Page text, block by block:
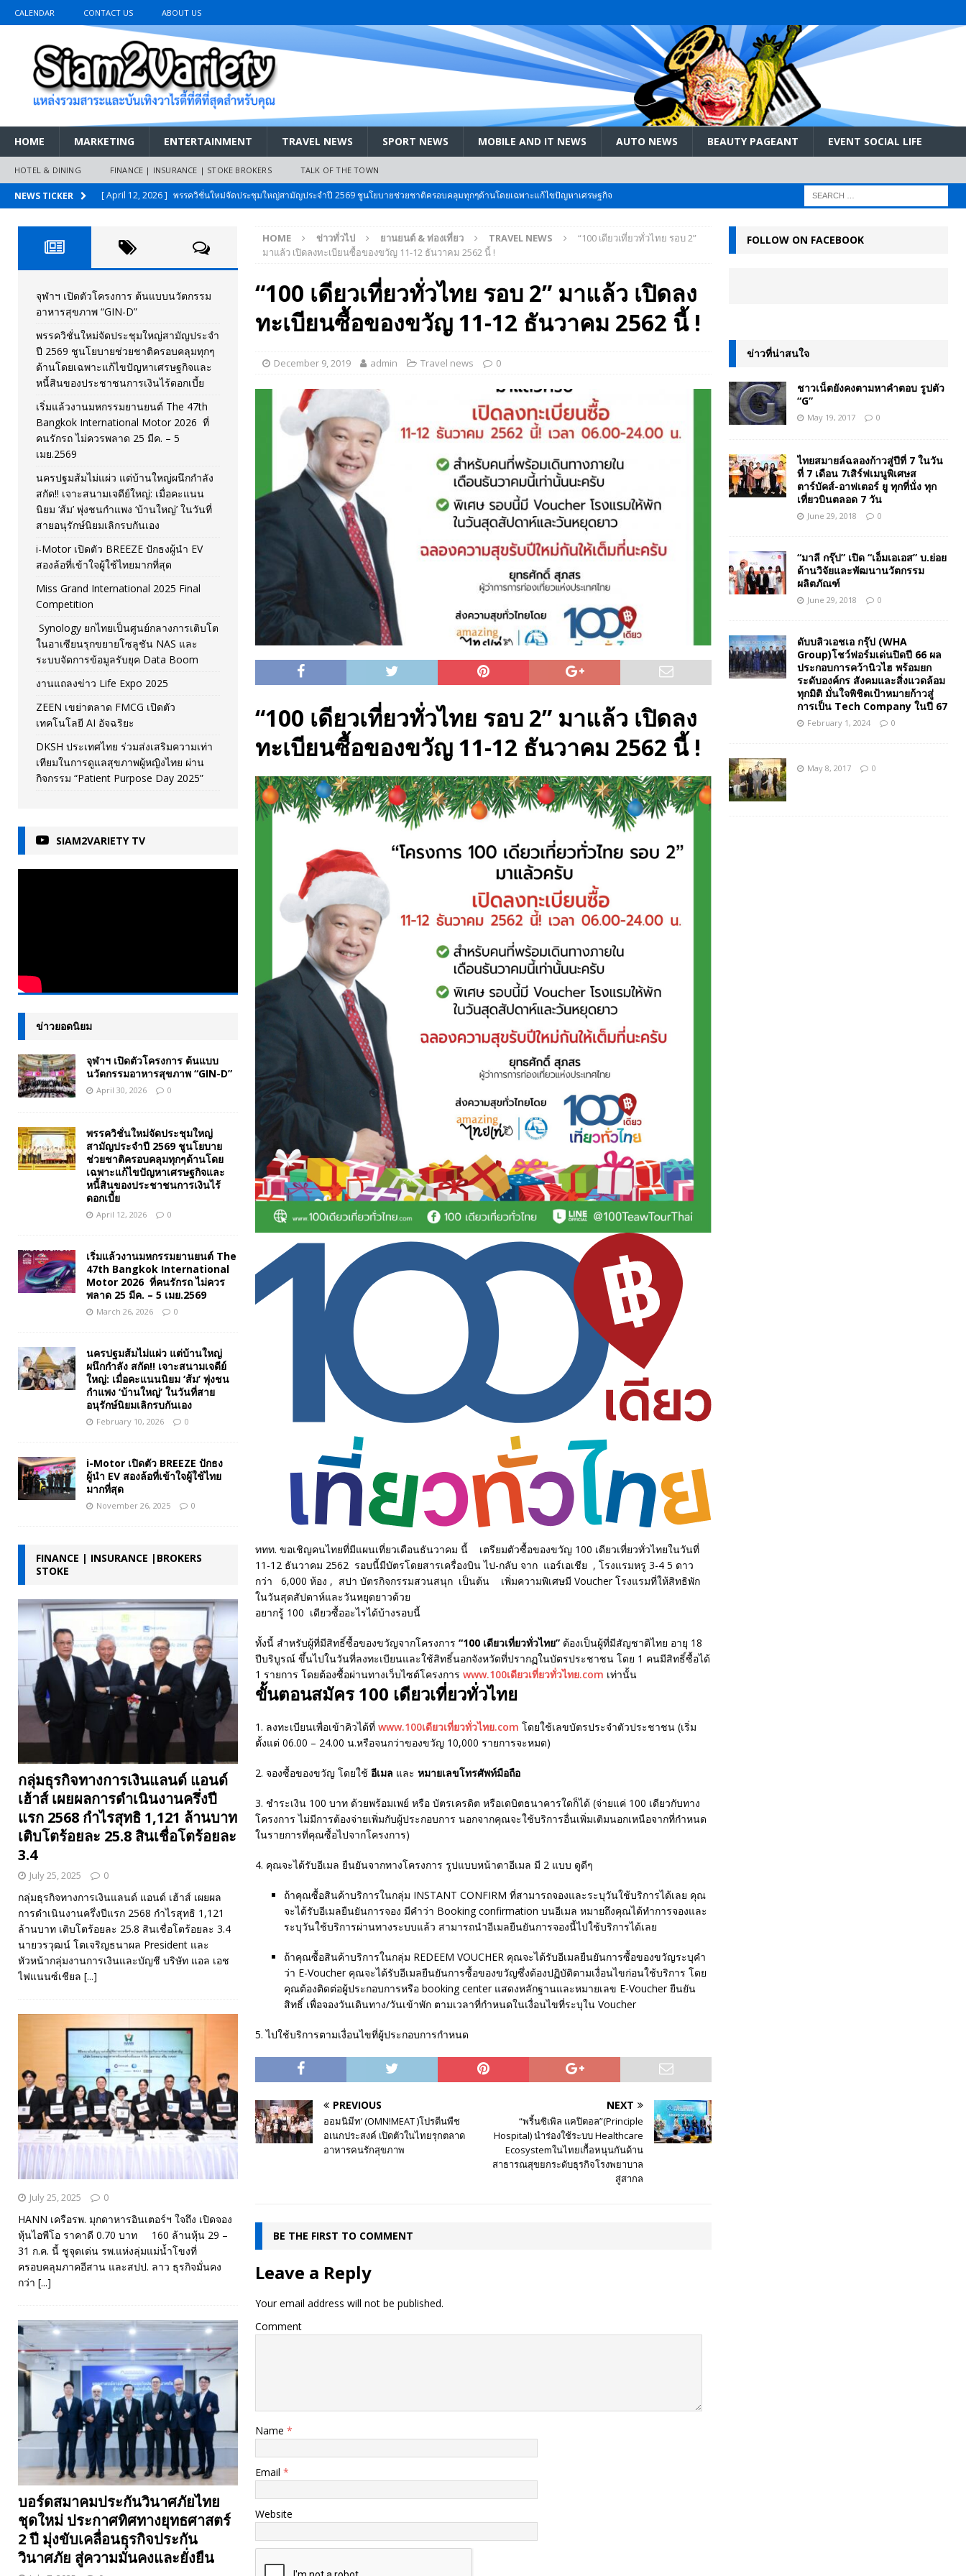
CALENDAR CONTACT US ABOUT US
HOME MARKETING ENTERTAINMENT TRAVEL NEWS SPORT NEWS MOBILE AND IT NEWS AUTO NEWS BEAUTY PAGEANT EVENT SOCIAL LIFE
HOTEL & DINING FINANCE | INSURANCE | STOKE BROKERS TALK OF THE TOWN
NEWS TICKER [ April 12, 2026 ] พรรควิชั่นใหม่จัดประชุมใหญ่สามัญประจำปี 2569 ชูนโยบายช่วยชาติครอบคลุมทุกๆด้านโดยเฉพาะแก้ไขปัญหาเศรษฐกิจ
[ March 26, 2026 ] เริ่มแล้วงานมหกรรมยานยนต์ The 47th Bangkok International Motor 2026 ที่คนรักรถ ไม่ควรพลาด 25 มีค. – 5
[ February 10, 2026 ]
นครปฐมส้มไม่แผ่ว แต่บ้านใหญ่ผนึกกำลัง สกัด!! เจาะสนามเจดีย์ใหญ่: เมื่อคะแนนนิยม ‘ส้ม’ พุ่งชนกำแพง ‘บ้านใหญ่’ ใน
วันที่สายอนุรักษ์นิยมเลิกรบกันเอง
PR NEWS
[ November 26, 2025 ] i-Motor เปิดตัว BREEZE ปักธงผู้นำ EV สองล้อที่เข้าใจผู้ใช้ไทยมากที่สุด
AUTO NEWS
[ April 30, 2026 ]
จุฬาฯ เปิดตัวโครงการ ต้นแบบนวัตกรรมอาหารสุขภาพ “GIN-D” EVENT SOCIAL LIFE
HOME ข่าวทั่วไป ยานยนต์ & ท่องเที่ยว TRAVEL NEWS
“100 เดียวเที่ยวทั่วไทย รอบ 2”
มาแล้ว เปิดลงทะเบียนซื้อของขวัญ 11-12 ธันวาคม 2562 นี้ !
“100 เดียวเที่ยวทั่วไทย รอบ 2” มาแล้ว เปิดลง
ทะเบียนซื้อของขวัญ 11-12 ธันวาคม 2562 นี้ !
December 9, 2019 admin Travel news 0
“100 เดียวเที่ยวทั่วไทย รอบ 2” มาแล้ว เปิดลง
ทะเบียนซื้อของขวัญ 11-12 ธันวาคม 2562 นี้ !
ททท. ขอเชิญคนไทยที่มีแผนเที่ยวเดือนธันวาคม นี้ เตรียมตัวซื้อของขวัญ 100 เดียวเที่ยวทั่วไทยในวันที่
11-12 ธันวาคม 2562 รอบนี้มีบัตรโดยสารเครื่องบิน ไป-กลับ จาก แอร์เอเชีย , โรงแรมหรู 3-4 5 ดาว
กว่า 6,000 ห้อง , สปา บัตรกิจกรรมสวนสนุก เป็นต้น เพิ่มความพิเศษมี Voucher โรงแรมที่ให้สิทธิพัก
ในวันสุดสัปดาห์และวันหยุดยาวด้วย
อยากรู้ 100 เดียวซื้ออะไรได้บ้างรอบนี้
ทั้งนี้ สำหรับผู้ที่มีสิทธิ์ซื้อของขวัญจากโครงการ “100 เดียวเที่ยวทั่วไทย”ต้องเป็นผู้ที่มีสัญชาติไทย อายุ 18
ปีบริบูรณ์ ขึ้นไปในวันที่ลงทะเบียนและใช้สิทธิ์นอกจังหวัดที่ปรากฏในบัตรประชาชน โดย 1 คนมีสิทธิ์ซื้อได้
1 รายการ โดยต้องซื้อผ่านทางเว็บไซต์โครงการ www.100เดียวเที่ยวทั่วไทย.com เท่านั้น
ขั้นตอนสมัคร 100 เดียวเที่ยวทั่วไทย
1. ลงทะเบียนเพื่อเข้าคิวได้ที่ www.100เดียวเที่ยวทั่วไทย.com โดยใช้เลขบัตรประจำตัวประชาชน (เริ่ม
ตั้งแต่ 06.00 – 24.00 น.หรือจนกว่าของขวัญ 10,000 รายการจะหมด)
2. จองซื้อของขวัญ โดยใช้ อีเมล และ หมายเลขโทรศัพท์มือถือ
3. ชำระเงิน 100 บาท ด้วยพร้อมเพย์ หรือ บัตรเครดิต หรือเดบิตธนาคารใดก็ได้ (จ่ายแค่ 100 เดียวกับทาง
โครงการ ไม่มีการต้องจ่ายเพิ่มกับผู้ประกอบการ นอกจากคุณจะใช้บริการอื่นเพิ่มเติมนอกเหนือจากที่กำหนด
ในรายการที่คุณซื้อไปจากโครงการ)
4. คุณจะได้รับอีเมล ยืนยันจากทางโครงการ รูปแบบหน้าตาอีเมล มี 2 แบบ ดูดีๆ
ถ้าคุณซื้อสินค้าบริการในกลุ่ม INSTANT CONFIRM ที่สามารถจองและระบุวันใช้บริการได้เลย คุณ
จะได้รับอีเมลยืนยันการจอง มีคำว่า Booking confirmation บนอีเมล หมายถึงคุณได้ทำการจองและ
ระบุวันใช้บริการผ่านทางระบบแล้ว สามารถนำอีเมลยืนยันการจองนี้ไปใช้บริการได้เลย
ถ้าคุณซื้อสินค้าบริการในกลุ่ม REDEEM VOUCHER คุณจะได้รับอีเมลยืนยันการซื้อของขวัญระบุคำ
ว่า E-Voucher คุณจะได้รับอีเมลยืนยันการซื้อของขวัญซึ่งต้องปฏิบัติตามเงื่อนไขก่อนใช้บริการ โดย
คุณต้องติดต่อผู้ประกอบการหรือ booking center แสดงหลักฐานและหมายเลข E-Voucher ยืนยัน
สิทธิ์ เพื่อจองวันเดินทาง/วันเข้าพัก ตามเวลาที่กำหนดในเงื่อนไขที่ระบุใน Voucher
5. ไปใช้บริการตามเงื่อนไขที่ผู้ประกอบการกำหนด
PREVIOUS
ออมนิมีท’ (OMN!MEAT )โปรตีนพืช
อเนกประสงค์ เปิดตัวในไทยรุกตลาด
อาหารคนรักสุขภาพ
NEXT
“พริ้นซิเพิล แคปิตอล”(Principle
Hospital) นำร่องใช้ระบบ Healthcare
Ecosystemในไทยเกื้อหนุนกันด้าน
สาธารณสุขยกระดับธุรกิจโรงพยาบาล
สู่สากล
BE THE FIRST TO COMMENT
Leave a Reply
Your email address will not be published.
Comment
Name *
Email *
Website
จุฬาฯ เปิดตัวโครงการ ต้นแบบนวัตกรรม
อาหารสุขภาพ “GIN-D”
พรรควิชั่นใหม่จัดประชุมใหญ่สามัญประจำ
ปี 2569 ชูนโยบายช่วยชาติครอบคลุมทุกๆ
ด้านโดยเฉพาะแก้ไขปัญหาเศรษฐกิจและ
หนี้สินของประชาชนการเงินไร้ดอกเบี้ย
เริ่มแล้วงานมหกรรมยานยนต์ The 47th
Bangkok International Motor 2026 ที่
คนรักรถ ไม่ควรพลาด 25 มีค. – 5
เมย.2569
นครปฐมส้มไม่แผ่ว แต่บ้านใหญ่ผนึกกำลัง
สกัด!! เจาะสนามเจดีย์ใหญ่: เมื่อคะแนน
นิยม ‘ส้ม’ พุ่งชนกำแพง ‘บ้านใหญ่’ ในวันที่
สายอนุรักษ์นิยมเลิกรบกันเอง
i-Motor เปิดตัว BREEZE ปักธงผู้นำ EV
สองล้อที่เข้าใจผู้ใช้ไทยมากที่สุด
Miss Grand International 2025 Final
Competition
Synology ยกไทยเป็นศูนย์กลางการเติบโต
ในอาเซียนรุกขยายโซลูชัน NAS และ
ระบบจัดการข้อมูลรับยุค Data Boom
งานแถลงข่าว Life Expo 2025
ZEEN เขย่าตลาด FMCG เปิดตัว
เทคโนโลยี AI อัจฉริยะ
DKSH ประเทศไทย ร่วมส่งเสริมความเท่า
เทียมในการดูแลสุขภาพผู้หญิงไทย ผ่าน
กิจกรรม “Patient Purpose Day 2025”
SIAM2VARIETY TV
ข่าวยอดนิยม
จุฬาฯ เปิดตัวโครงการ ต้นแบบ
นวัตกรรมอาหารสุขภาพ “GIN-D”
April 30, 2026 0
พรรควิชั่นใหม่จัดประชุมใหญ่
สามัญประจำปี 2569 ชูนโยบาย
ช่วยชาติครอบคลุมทุกๆด้านโดย
เฉพาะแก้ไขปัญหาเศรษฐกิจและ
หนี้สินของประชาชนการเงินไร้
ดอกเบี้ย
April 12, 2026 0
เริ่มแล้วงานมหกรรมยานยนต์ The
47th Bangkok International
Motor 2026 ที่คนรักรถ ไม่ควร
พลาด 25 มีค. – 5 เมย.2569
March 26, 2026 0
นครปฐมส้มไม่แผ่ว แต่บ้านใหญ่
ผนึกกำลัง สกัด!! เจาะสนามเจดีย์
ใหญ่: เมื่อคะแนนนิยม ‘ส้ม’ พุ่งชน
กำแพง ‘บ้านใหญ่’ ในวันที่สาย
อนุรักษ์นิยมเลิกรบกันเอง
February 10, 2026 0
i-Motor เปิดตัว BREEZE ปักธง
ผู้นำ EV สองล้อที่เข้าใจผู้ใช้ไทย
มากที่สุด
November 26, 2025 0
FINANCE | INSURANCE |BROKERS
STOKE
กลุ่มธุรกิจทางการเงินแลนด์ แอนด์
เฮ้าส์ เผยผลการดำเนินงานครึ่งปี
แรก 2568 กำไรสุทธิ 1,121 ล้านบาท
เติบโตร้อยละ 25.8 สินเชื่อโตร้อยละ
3.4
July 25, 2025 0
กลุ่มธุรกิจทางการเงินแลนด์ แอนด์ เฮ้าส์ เผยผล
การดำเนินงานครึ่งปีแรก 2568 กำไรสุทธิ 1,121
ล้านบาท เติบโตร้อยละ 25.8 สินเชื่อโตร้อยละ 3.4
นายวรวุฒน์ โตเจริญธนาผล President และ
หัวหน้ากลุ่มงานการเงินและบัญชี บริษัท แอล เอช
ไฟแนนซ์เชียล [...]
July 25, 2025 0
HANN เครือรพ. มุกดาหารอินเตอร์ฯ ใจถึง เปิดจอง
หุ้นไอพีโอ ราคาดี 0.70 บาท 160 ล้านหุ้น 29 –
31 ก.ค. นี้ ชูจุดเด่น รพ.แห่งลุ่มแม่น้ำโขงที่
ครอบคลุมภาคอีสาน และสปป. ลาว ธุรกิจมั่นคง
กว่า [...]
บอร์ดสมาคมประกันวินาศภัยไทย
ชุดใหม่ ประกาศทิศทางยุทธศาสตร์
2 ปี มุ่งขับเคลื่อนธุรกิจประกัน
วินาศภัย สู่ความมั่นคงและยั่งยืน
FOLLOW ON FACEBOOK
ข่าวที่น่าสนใจ
ชาวเน็ตยังคงตามหาคำตอบ รูปตัว
“G”
May 19, 2017 0
ไทยสมายล์ฉลองก้าวสู่ปีที่ 7 ในวัน
ที่ 7 เดือน 7เสิร์ฟเมนูพิเศษส
ตาร์บัคส์-อาฟเตอร์ ยู ทุกที่นั่ง ทุก
เที่ยวบินตลอด 7 วัน
June 29, 2018 0
“มาลี กรุ๊ป” เปิด “เอ็มเอเอส” บ.ย่อย
ด้านวิจัยและพัฒนานวัตกรรม
ผลิตภัณฑ์
June 29, 2018 0
ดับบลิวเอชเอ กรุ๊ป (WHA
Group)โชว์ฟอร์มเด่นปิดปี 66 ผล
ประกอบการคว้านิวไฮ พร้อมยก
ระดับองค์กร สังคมและสิ่งแวดล้อม
ทุกมิติ มั่นใจพิชิตเป้าหมายก้าวสู่
การเป็น Tech Company ในปี 67
February 1, 2024 0
May 8, 2017 0